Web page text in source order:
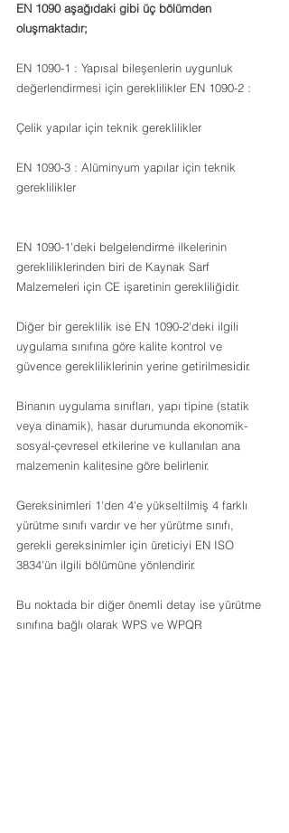
EN 1090 aşağıdaki gibi üç bölümden
oluşmaktadır;
EN 1090-1 : Yapısal bileşenlerin uygunluk
değerlendirmesi için gereklilikler EN 1090-2 :
Çelik yapılar için teknik gereklilikler
EN 1090-3 : Alüminyum yapılar için teknik
gereklilikler
EN 1090-1'deki belgelendirme ilkelerinin
gerekliliklerinden biri de Kaynak Sarf
Malzemeleri için CE işaretinin gerekliliğidir.
Diğer bir gereklilik ise EN 1090-2'deki ilgili
uygulama sınıfına göre kalite kontrol ve
güvence gerekliliklerinin yerine getirilmesidir.
Binanın uygulama sınıfları, yapı tipine (statik
veya dinamik), hasar durumunda ekonomik-
sosyal-çevresel etkilerine ve kullanılan ana
malzemenin kalitesine göre belirlenir.
Gereksinimleri 1'den 4'e yükseltilmiş 4 farklı
yürütme sınıfı vardır ve her yürütme sınıfı,
gerekli gereksinimler için üreticiyi EN ISO
3834'ün ilgili bölümüne yönlendirir.
Bu noktada bir diğer önemli detay ise yürütme
sınıfına bağlı olarak WPS ve WPQR